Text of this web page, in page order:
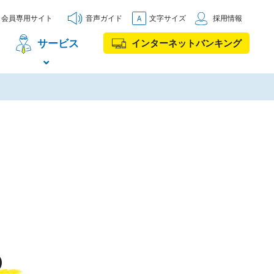
サービス インターネットバンキング
会員専用サイト 音声ガイド 文字サイズ 採用情報